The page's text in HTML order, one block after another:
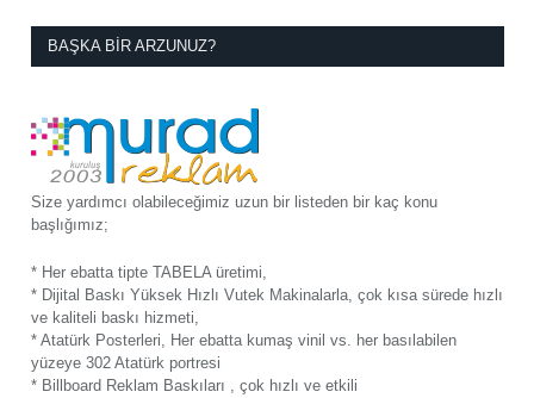
BAŞKA BIR ARZUNUZ?
Size yardımcı olabileceğimiz uzun bir listeden bir kaç konu
başlığımız;
* Her ebatta tipte TABELA üretimi,
* Dijital Baskı Yüksek Hızlı Vutek Makinalarla, çok kısa sürede hızlı
ve kaliteli baskı hizmeti,
* Atatürk Posterleri, Her ebatta kumaş vinil vs. her basılabilen
yüzeye 302 Atatürk portresi
* Billboard Reklam Baskıları , çok hızlı ve etkili